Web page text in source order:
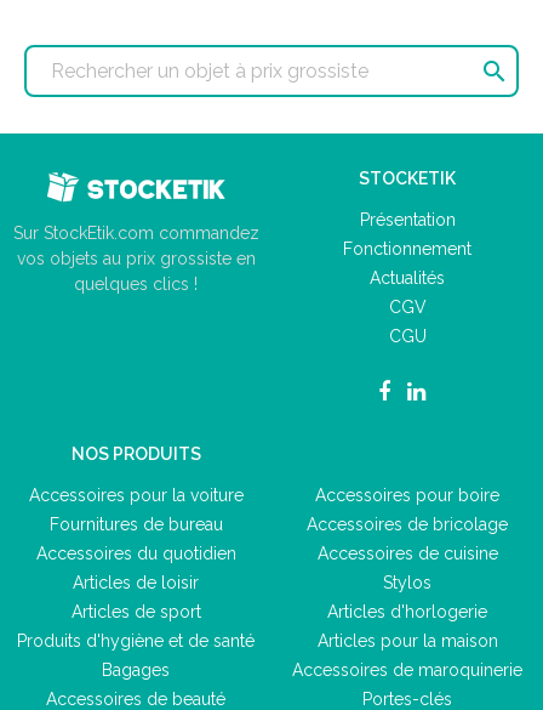

Sur StockEtik.com commandez
vos objets au prix grossiste en
quelques clics !
STOCKETIK
Présentation
Fonctionnement
Actualités
CGV
CGU
NOS PRODUITS
Accessoires pour la voiture
Fournitures de bureau
Accessoires du quotidien
Articles de loisir
Articles de sport
Produits d'hygiène et de santé
Bagages
Accessoires de beauté
Accessoires pour boire
Accessoires de bricolage
Accessoires de cuisine
Stylos
Articles d'horlogerie
Articles pour la maison
Accessoires de maroquinerie
Portes-clés